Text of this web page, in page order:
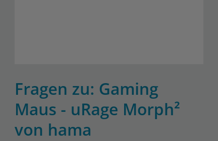
Fragen zu: Gaming
Maus - uRage Morph²
von hama